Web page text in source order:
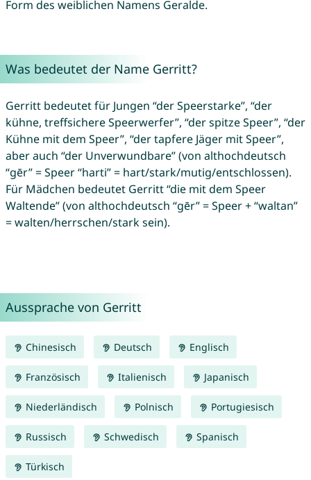
Form des weiblichen Namens Geralde.
Was bedeutet der Name Gerritt?
Gerritt bedeutet für Jungen “der Speerstarke”, “der
kühne, treffsichere Speerwerfer”, “der spitze Speer”, “der
Kühne mit dem Speer”, “der tapfere Jäger mit Speer”,
aber auch “der Unverwundbare” (von althochdeutsch
“gēr” = Speer “harti” = hart/stark/mutig/entschlossen).
Für Mädchen bedeutet Gerritt “die mit dem Speer
Waltende” (von althochdeutsch “gēr” = Speer + “waltan”
= walten/herrschen/stark sein).
Aussprache von Gerritt
Chinesisch Deutsch Englisch
Französisch Italienisch Japanisch
Niederländisch Polnisch Portugiesisch
Russisch Schwedisch Spanisch
Türkisch